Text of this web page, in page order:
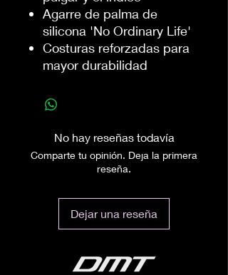
Agarre de palma de
silicona 'No Ordinary Life'
Costuras reforzadas para
mayor durabilidad
No hay reseñas todavía
Comparte tu opinión. Deja la primera
reseña.
Dejar una reseña